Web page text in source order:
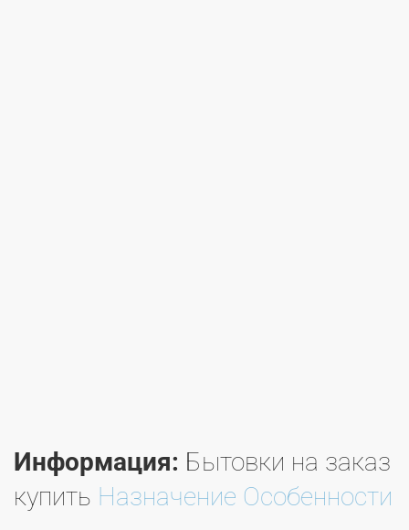
Информация: Бытовки на заказ
купить Назначение Особенности